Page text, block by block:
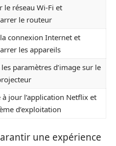
le réseau Wi-Fi et
le routeur
connexion Internet et
les appareils
les paramètres d’image sur le
jour l’application Netflix et
d’exploitation
une expérience